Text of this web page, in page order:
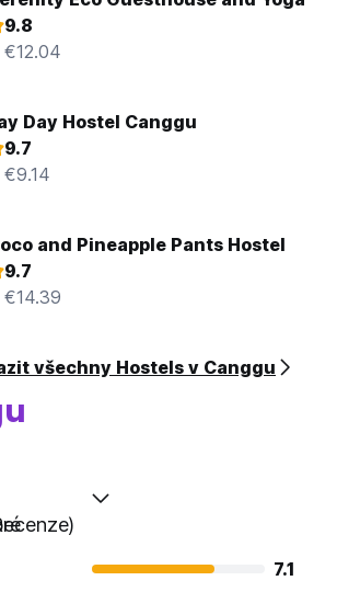
9.8
€12.04
Day Hostel Canggu
9.7
€9.14
and Pineapple Pants Hostel
9.7
€14.39
všechny Hostels v Canggu
7.1